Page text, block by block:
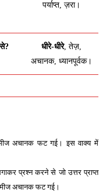
पर्याप्त, ज़रा।
धीरे-धीरे, तेज़,
अचानक, ध्यानपूर्वक।
अचानक फट गई। इस वाक्य में
प्रश्न करने से जो उत्तर प्राप्त
अचानक फट गई।